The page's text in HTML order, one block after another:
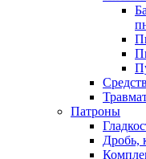
Патроны
Дробь,